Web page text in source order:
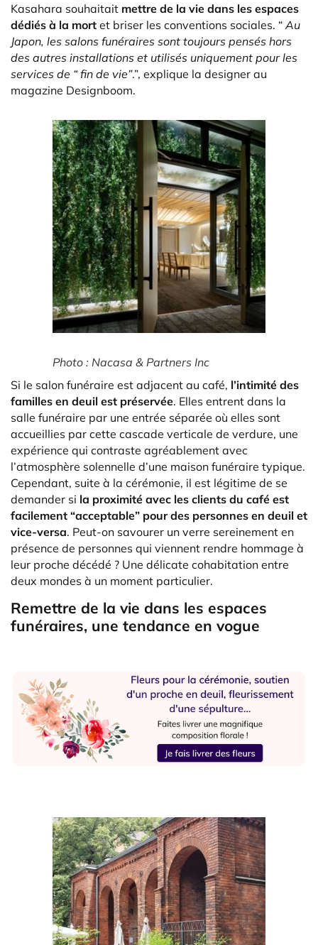
Kasahara souhaitait mettre de la vie dans les espaces
dédiés à la mort et briser les conventions sociales. “ Au
Japon, les salons funéraires sont toujours pensés hors
des autres installations et utilisés uniquement pour les
services de “ fin de vie”.”, explique la designer au
magazine Designboom.
Photo : Nacasa & Partners Inc
Si le salon funéraire est adjacent au café, l’intimité des
familles en deuil est préservée. Elles entrent dans la
salle funéraire par une entrée séparée où elles sont
accueillies par cette cascade verticale de verdure, une
expérience qui contraste agréablement avec
l’atmosphère solennelle d’une maison funéraire typique.
Cependant, suite à la cérémonie, il est légitime de se
demander si la proximité avec les clients du café est
facilement “acceptable” pour des personnes en deuil et
vice-versa. Peut-on savourer un verre sereinement en
présence de personnes qui viennent rendre hommage à
leur proche décédé ? Une délicate cohabitation entre
deux mondes à un moment particulier.
Remettre de la vie dans les espaces
funéraires, une tendance en vogue